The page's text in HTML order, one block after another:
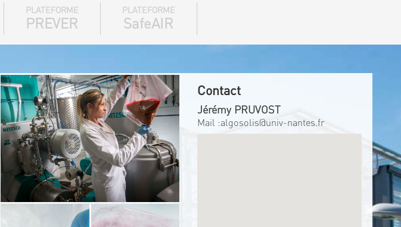
PLATEFORME
PREVER
PLATEFORME
SafeAIR
Contact
Jérémy PRUVOST
Mail :algosolis@univ-nantes.fr